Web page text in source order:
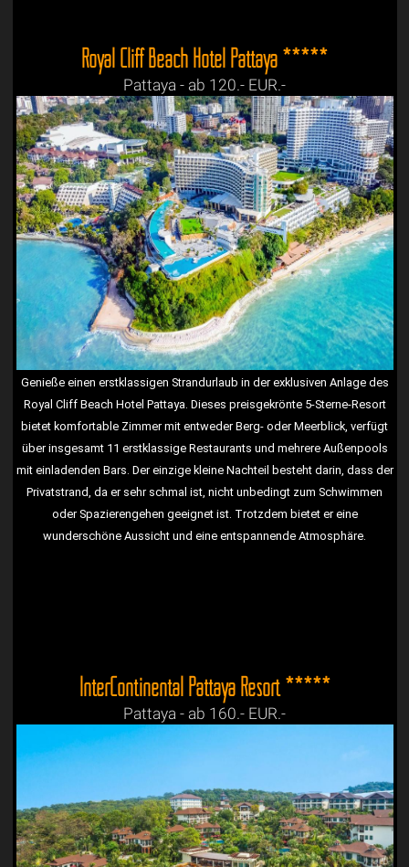
Royal Cliff Beach Hotel Pattaya *****
Pattaya - ab 120.- EUR.-
Genieße einen erstklassigen Strandurlaub in der exklusiven Anlage des
Royal Cliff Beach Hotel Pattaya. Dieses preisgekrönte 5-Sterne-Resort
bietet komfortable Zimmer mit entweder Berg- oder Meerblick, verfügt
über insgesamt 11 erstklassige Restaurants und mehrere Außenpools
mit einladenden Bars. Der einzige kleine Nachteil besteht darin, dass der
Privatstrand, da er sehr schmal ist, nicht unbedingt zum Schwimmen
oder Spazierengehen geeignet ist. Trotzdem bietet er eine
wunderschöne Aussicht und eine entspannende Atmosphäre.
InterContinental Pattaya Resort *****
Pattaya - ab 160.- EUR.-